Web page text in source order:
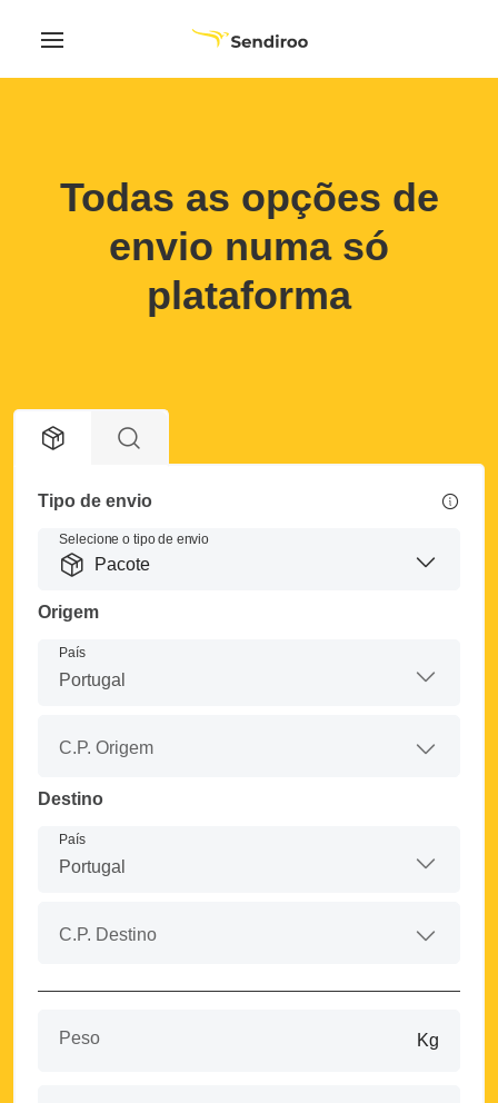
Todas as opções de
envio numa só
plataforma
Tipo de envio
Selecione o tipo de envio
Pacote
Origem
País
C.P. Origem
Destino
País
C.P. Destino
Peso Kg